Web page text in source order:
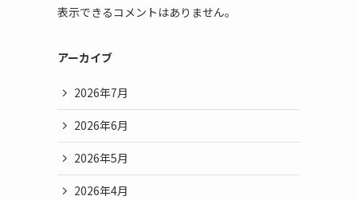
表示できるコメントはありません。
アーカイブ
2026年7月
2026年6月
2026年5月
2026年4月